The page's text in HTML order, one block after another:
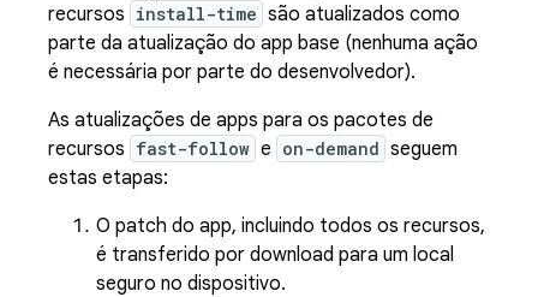
recursos install-time são atualizados como
parte da atualização do app base (nenhuma ação
é necessária por parte do desenvolvedor).
As atualizações de apps para os pacotes de
recursos fast-follow e on-demand seguem
estas etapas:
O patch do app, incluindo todos os recursos,
é transferido por download para um local
seguro no dispositivo.